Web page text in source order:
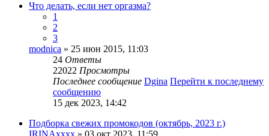
Что делать, если нет оргазма?
1
2
3
modnica » 25 июн 2015, 11:03
24 Ответы
22022 Просмотры
Последнее сообщение Dgina Перейти к последнему
сообщению
15 дек 2023, 14:42
Подборка свежих промокодов (октябрь, 2023 г.)
IRINAxxxx » 03 окт 2023, 11:59